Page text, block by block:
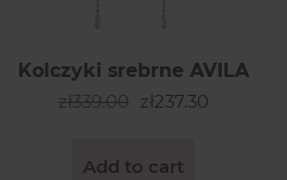
Kolczyki srebrne AVILA
zł339.00 zł237.30
Add to cart